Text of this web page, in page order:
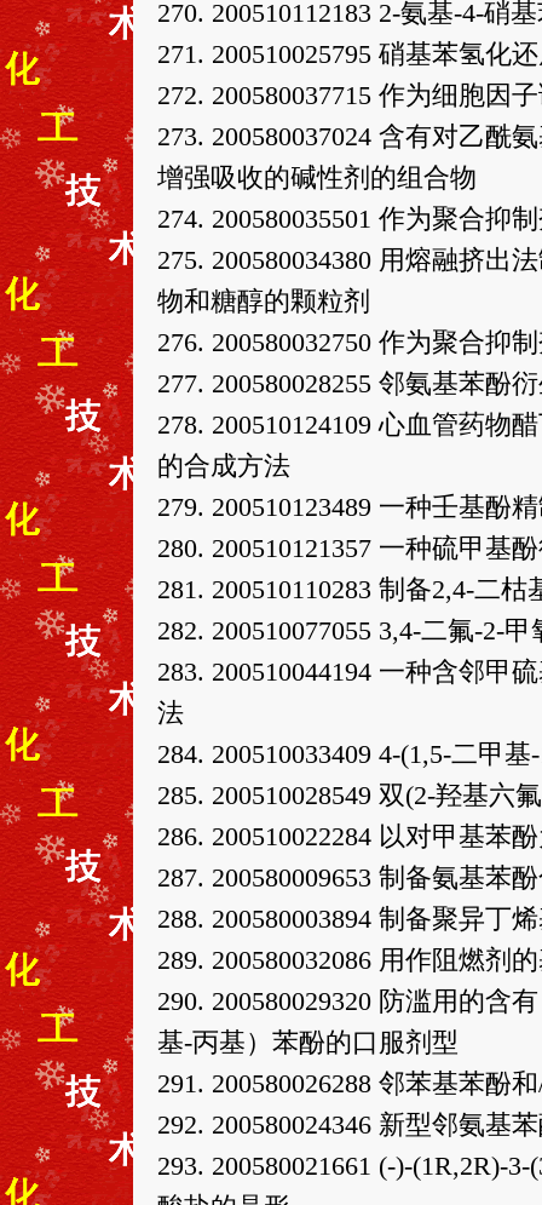
270. 200510112183 2-氨基-4-硝
271. 200510025795 硝基苯氢化
272. 200580037715 作为细胞因
273. 200580037024 含有对乙酰
增强吸收的碱性剂的组合物
274. 200580035501 作为聚合抑
275. 200580034380 用熔融挤出
物和糖醇的颗粒剂
276. 200580032750 作为聚合抑
277. 200580028255 邻氨基苯酚
278. 200510124109 心血管药物
的合成方法
279. 200510123489 一种壬基酚
280. 200510121357 一种硫甲基
281. 200510110283 制备2,4-二
282. 200510077055 3,4-二氟-2-
283. 200510044194 一种含邻甲
法
284. 200510033409 4-(1,5-二甲
285. 200510028549 双(2-羟基六
286. 200510022284 以对甲基苯
287. 200580009653 制备氨基苯
288. 200580003894 制备聚异丁
289. 200580032086 用作阻燃剂
290. 200580029320 防滥用的含
基-丙基）苯酚的口服剂型
291. 200580026288 邻苯基苯酚
292. 200580024346 新型邻氨基
293. 200580021661 (-)-(1R,2R)-